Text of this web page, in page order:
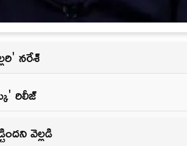
నరేశ్
రిలీజ్
వెల్లడి